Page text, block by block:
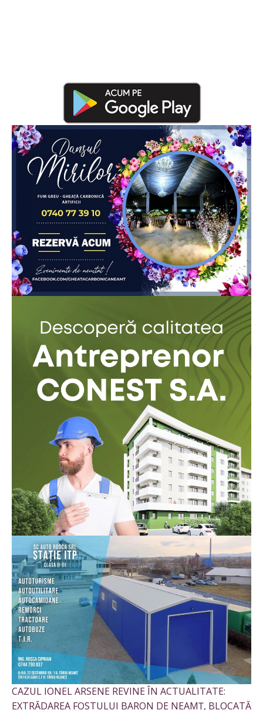
CAZUL IONEL ARSENE REVINE ÎN ACTUALITATE:
EXTRĂDAREA FOSTULUI BARON DE NEAMȚ, BLOCATĂ